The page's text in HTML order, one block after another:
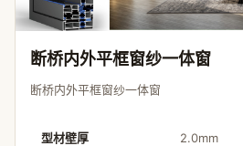
断桥内外平框窗纱一体窗
断桥内外平框窗纱一体窗
型材壁厚 2.0mm